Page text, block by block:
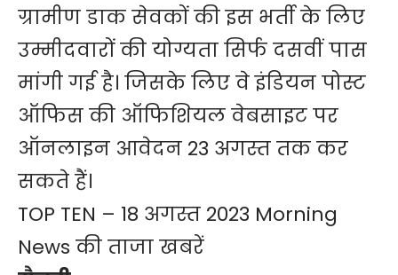
ग्रामीण डाक सेवकों की इस भर्ती के लिए
उम्मीदवारों की योग्यता सिर्फ दसवीं पास
मांगी गई है। जिसके लिए वे इंडियन पोस्ट
ऑफिस की ऑफिशियल वेबसाइट पर
ऑनलाइन आवेदन 23 अगस्त तक कर
सकते हैं।
TOP TEN – 18 अगस्त 2023 Morning
News की ताजा खबरें